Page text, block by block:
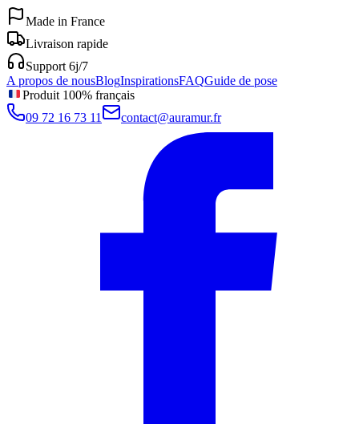
Made in France
Livraison rapide
Support 6j/7
A propos de nousBlogInspirationsFAQGuide de pose
Produit 100% français
09 72 16 73 11
contact@auramur.fr